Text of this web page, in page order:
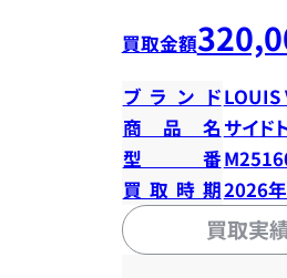
買取金額
ブランドLOUIS
商品名 サイド
型番
買取時期2026
買取実